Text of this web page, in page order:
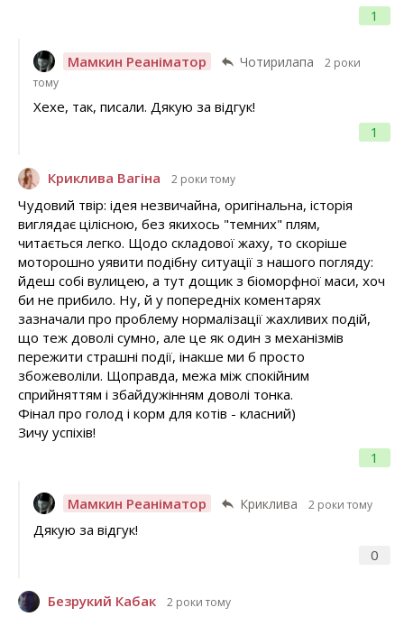
1
Мамкин Реаніматор Чотирилапа
2 роки
тому
1
Хехе, так, писали. Дякую за відгук!
Криклива Вагіна 2 роки тому
1
Чудовий твір: ідея незвичайна, оригінальна, історія
виглядає цілісною, без якихось "темних" плям,
читається легко. Щодо складової жаху, то скоріше
моторошно уявити подібну ситуації з нашого погляду:
йдеш собі вулицею, а тут дощик з біоморфної маси, хоч
би не прибило. Ну, й у попередніх коментарях
зазначали про проблему нормалізації жахливих подій,
що теж доволі сумно, але це як один з механізмів
пережити страшні події, інакше ми б просто
збожеволіли. Щоправда, межа між спокійним
сприйняттям і збайдужінням доволі тонка.
Фінал про голод і корм для котів - класний)
Зичу успіхів!
Мамкин Реаніматор Криклива 2 роки тому
0
Дякую за відгук!
Безрукий Кабак 2 роки тому